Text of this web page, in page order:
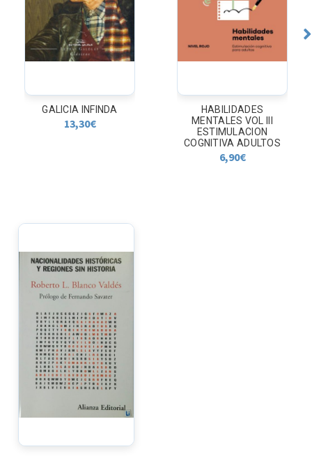
GALICIA INFINDA
13,30€
HABILIDADES
MENTALES VOL III
ESTIMULACION
COGNITIVA ADULTOS
6,90€